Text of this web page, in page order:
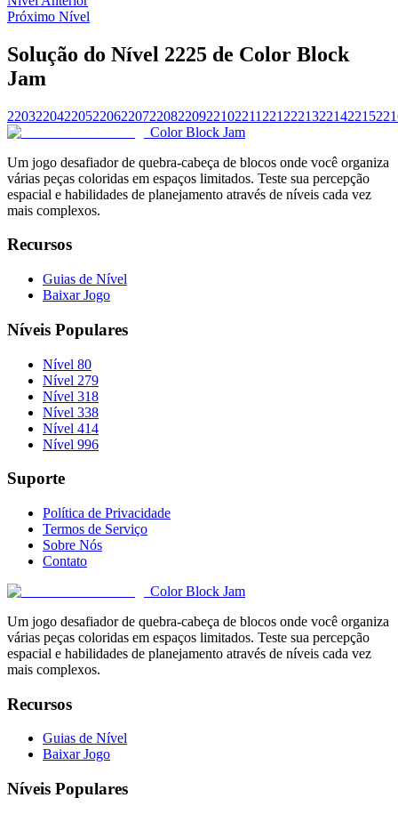
Próximo Nível
Solução do Nível 2225 de Color Block
Jam
220322042205220622072208220922102211 2212221322142215
Color Block Jam
Um jogo desafiador de quebra-cabeça de blocos onde você organiza
várias peças coloridas em espaços limitados. Teste sua percepção
espacial e habilidades de planejamento através de níveis cada vez
mais complexos.
Recursos
Guias de Nível
Baixar Jogo
Níveis Populares
Nível 80
Nível 279
Nível 318
Nível 338
Nível 414
Nível 996
Suporte
Política de Privacidade
Termos de Serviço
Sobre Nós
Contato
Color Block Jam
Um jogo desafiador de quebra-cabeça de blocos onde você organiza
várias peças coloridas em espaços limitados. Teste sua percepção
espacial e habilidades de planejamento através de níveis cada vez
mais complexos.
Recursos
Guias de Nível
Baixar Jogo
Níveis Populares